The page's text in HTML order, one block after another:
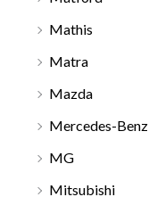
Mathis
Matra
Mazda
Mercedes-Benz
MG
Mitsubishi